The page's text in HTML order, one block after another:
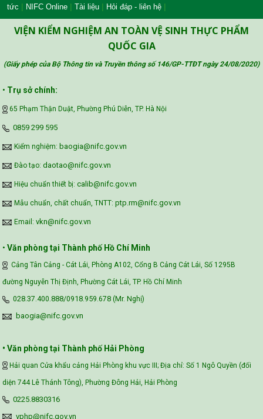
Safe Food for Growth Project (SAFEGRO)
tức | NIFC Online | Tài liệu | Hỏi đáp - liên hệ |
VIỆN KIỂM NGHIỆM AN TOÀN VỆ SINH THỰC PHẨM
QUỐC GIA
(Giấy phép của Bộ Thông tin và Truyền thông số 146/GP-TTĐT ngày 24/08/2020)
• Trụ sở chính:
65 Phạm Thận Duật, Phường Phú Diễn, TP. Hà Nội
‪0859 299 595‬
Kiểm nghiệm: baogia@nifc.gov.vn
Đào tạo: daotao@nifc.gov.vn
Hiệu chuẩn thiết bị: calib@nifc.gov.vn
Mẫu chuẩn, chất chuẩn, TNTT: ptp.rm@nifc.gov.vn
Email: vkn@nifc.gov.vn
• Văn phòng tại Thành phố Hồ Chí Minh
Cảng Tân Cảng - Cát Lái, Phòng A102, Cổng B Cảng Cát Lái, Số 1295B
đường Nguyễn Thị Định, Phường Cát Lái, TP. Hồ Chí Minh
028.37.400.888/0918.959.678 (Mr. Nghị)
baogia@nifc.gov.vn
• Văn phòng tại Thành phố Hải Phòng
Hải quan Cửa khẩu cảng Hải Phòng khu vực III; Địa chỉ: Số 1 Ngô Quyền (đối
diện 744 Lê Thánh Tông), Phường Đông Hải, Hải Phòng
0225.8830316
vphp@nifc.gov.vn